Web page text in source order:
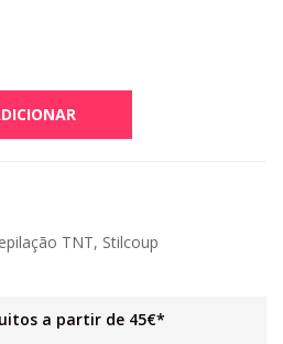
TNT, Stilcoup
a partir de 45€*